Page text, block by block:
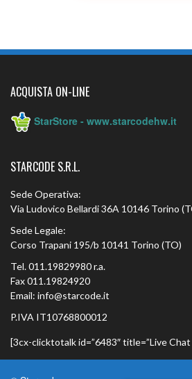
ACQUISTA ON-LINE
StarStore - www.starcodehw.it
STARCODE S.R.L.
Sede Operativa:
Via Ludovico Bellardi 36A 10146 Torino
Sede Legale:
Corso Trapani 195/b 10141 Torino (TO)
Tel. 011.19829980 r.a.
Fax 011.19824920
Email: info@starcode.it
P.IVA IT10768800012
[3cx-clicktotalk id=”6483″ title=”Live Chat